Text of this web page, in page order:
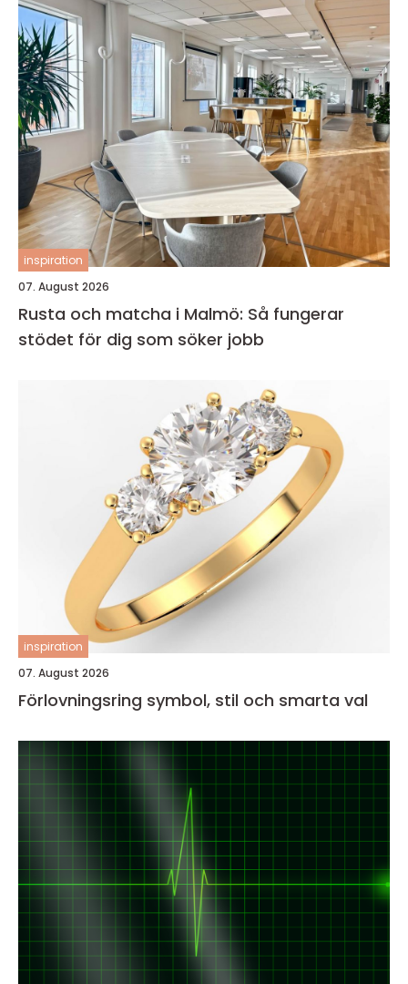
inspiration
07. August 2026
Rusta och matcha i Malmö: Så fungerar
stödet för dig som söker jobb
inspiration
07. August 2026
Förlovningsring symbol, stil och smarta val